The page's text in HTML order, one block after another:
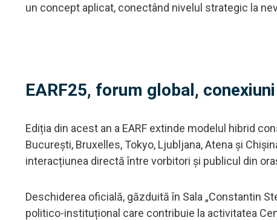
un concept aplicat, conectând nivelul strategic la
EARF25, forum global,
Ediția din acest an a EARF extinde modelul hibrid
București, Bruxelles, Tokyo, Ljubljana, Atena și
interacțiunea directă între vorbitori și publicul din
Deschiderea oficială, găzduită în Sala „Constantin
politico-instituțional care contribuie la activitatea